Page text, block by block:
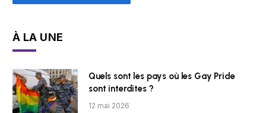
À LA UNE
Quels sont les pays où les Gay Pride
sont interdites ?
12 mai 2026